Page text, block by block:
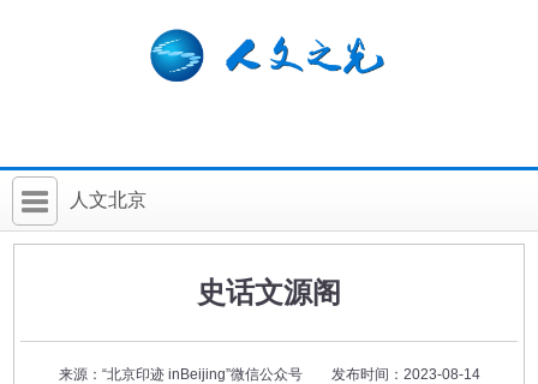
人文北京
史话文源阁
来源：“北京印迹 inBeijing”微信公众号 发布时间：2023-08-14